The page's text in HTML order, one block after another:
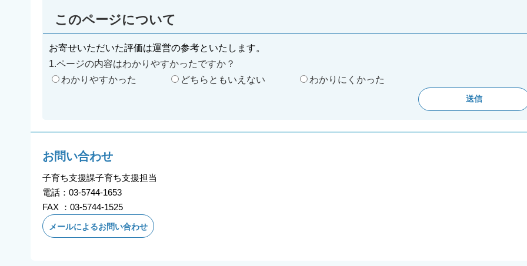
このページについて
お寄せいただいた評価は運営の参考といたします。
1.ページの内容はわかりやすかったですか？
わかりやすかった
どちらともいえない わかりにくかった
お問い合わせ
子育ち支援課子育ち支援担当
電話：03-5744-1653
FAX ：03-5744-1525
メールによるお問い合わせ